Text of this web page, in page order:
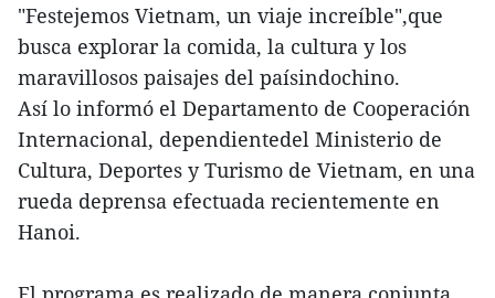
"Festejemos Vietnam, un viaje increíble",que
busca explorar la comida, la cultura y los
maravillosos paisajes del paísindochino.
Así lo informó el Departamento de Cooperación
Internacional, dependientedel Ministerio de
Cultura, Deportes y Turismo de Vietnam, en una
rueda deprensa efectuada recientemente en
Hanoi.